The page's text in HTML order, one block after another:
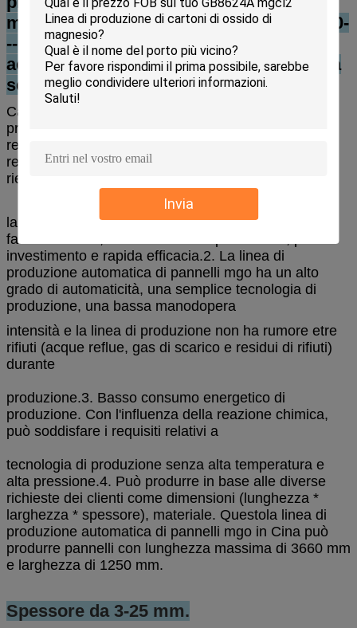
Invia
magazzino di materie prime. officina: 100-
--1000m2, operaio: 3---6 persone, acqua:
acqua ordinaria, elettricità: 1.1—10KW (a
seconda della scala)
Caratteristica del progetto
prime di produzione è ampiamente senza restrizioni
regionali. Il prodotto è realizzato in cemento, sabbia,
rete in fibra di vetro, tessuti non tessuti e altri
riempitivi. Il
la tavola è formata una tantum dalla macchina. È
facile da usare, a basso costo di produzione, piccolo
investimento e rapida efficacia.2. La linea di
produzione automatica di pannelli mgo ha un alto
grado di automaticità, una semplice tecnologia di
produzione, una bassa manodopera
intensità e la linea di produzione non ha rumore etre
rifiuti (acque reflue, gas di scarico e residui di rifiuti)
durante
produzione.3. Basso consumo energetico di
produzione. Con l'influenza della reazione chimica,
può soddisfare i requisiti relativi a
tecnologia di produzione senza alta temperatura e
alta pressione.4. Può produrre in base alle diverse
richieste dei clienti come dimensioni (lunghezza *
larghezza * spessore), materiale. Questola linea di
produzione automatica di pannelli mgo in Cina può
produrre pannelli con lunghezza massima di 3660 mm
e larghezza di 1250 mm.
Spessore da 3-25 mm.